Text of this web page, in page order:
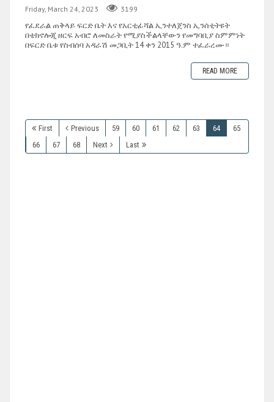
Friday, March 24, 2023 3199
የፈደራል ጠቅላይ ፍርድ ቤት እና የአርቲፊሻል ኢንተለጀንስ ኢንሰቲትዩት
በቴክኖሎጂ ዘርፍ አብሮ ለመስራት የሚያስችልላቸውን የመግባቢያ ስምምነት
በፍርድ ቤቱ የስብሰባ አዳራሽ መጋቢት 14 ቀን 2015 ዓ.ም ተፈራረሙ።
READ MORE
First Previous 59 60 61 62 63 64
65
66
67 68 Next Last